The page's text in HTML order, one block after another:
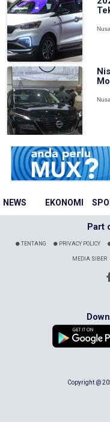
NEWS EKONOMI
Part
TENTANG PRIVACY POLICY
MEDIA SIBER
Copyright @